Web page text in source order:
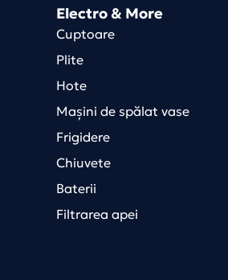
Electro & More
Cuptoare
Plite
Hote
Mașini de spălat vase
Frigidere
Chiuvete
Baterii
Filtrarea apei